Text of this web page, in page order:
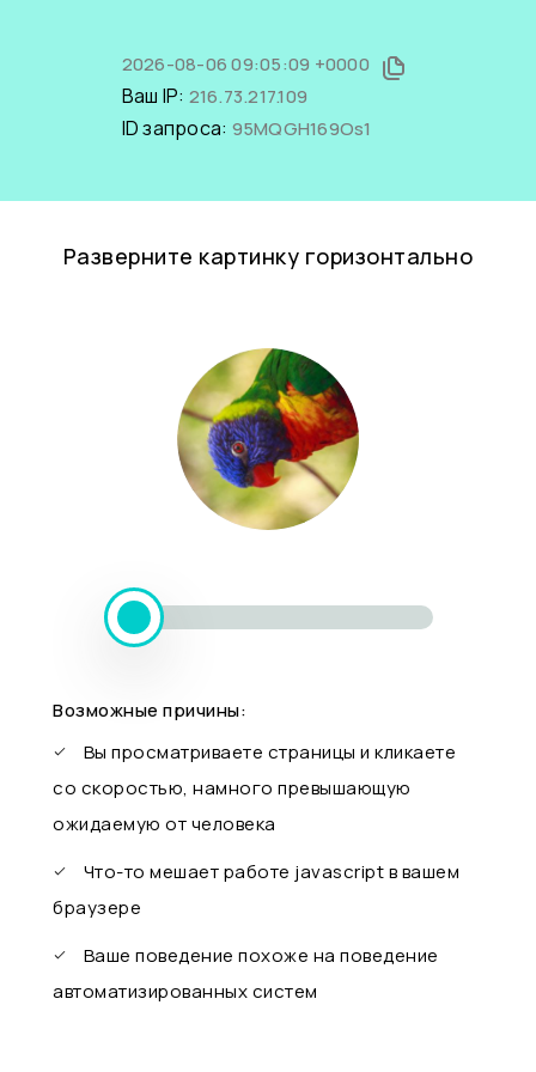
2026-08-06 09:05:09 +0000
Ваш IP: 216.73.217.109
ID запроса: 95MQGH169Os1
Разверните картинку горизонтально
Возможные причины:
Вы просматриваете страницы и кликаете
со скоростью, намного превышающую
ожидаемую от человека
Что-то мешает работе javascript в вашем
браузере
Ваше поведение похоже на поведение
автоматизированных систем